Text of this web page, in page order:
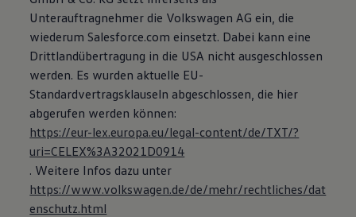
Unterauftragnehmer die Volkswagen AG ein, die
wiederum Salesforce.com einsetzt. Dabei kann eine
Drittlandübertragung in die USA nicht ausgeschlossen
werden. Es wurden aktuelle EU-
Standardvertragsklauseln abgeschlossen, die hier
abgerufen werden können:
https://eur-lex.europa.eu/legal-content/de/TXT/?
uri=CELEX%3A32021D0914
. Weitere Infos dazu unter
https://www.volkswagen.de/de/mehr/rechtliches/dat
enschutz.html